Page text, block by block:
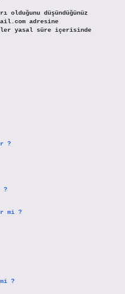
olduğunu düşündüğünüz
adresine
yasal süre içerisinde
?
?
mi ?
?